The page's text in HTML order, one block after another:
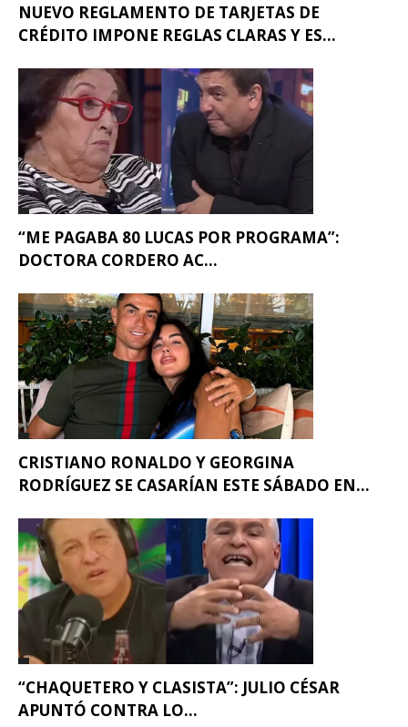
NUEVO REGLAMENTO DE TARJETAS DE
CRÉDITO IMPONE REGLAS CLARAS Y ES...
“ME PAGABA 80 LUCAS POR PROGRAMA”:
DOCTORA CORDERO AC...
CRISTIANO RONALDO Y GEORGINA
RODRÍGUEZ SE CASARÍAN ESTE SÁBADO EN...
“CHAQUETERO Y CLASISTA”: JULIO CÉSAR
APUNTÓ CONTRA LO...